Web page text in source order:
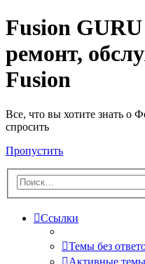
Fusion
ремонт,
Fusion
Все, что вы хотите знать о
спросить
Пропустить
Ссылки
Темы без